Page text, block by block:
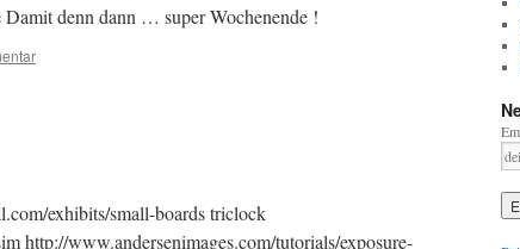
Damit denn dann … super Wochenende !
exhibits/small-boards triclock
http://www.andersenimages.com/tutorials/exposure-